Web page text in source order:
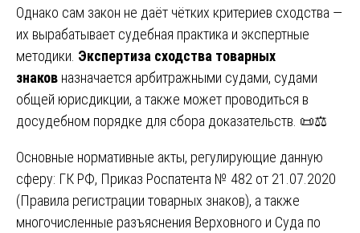
Однако сам закон не даёт чётких критериев сходства —
их вырабатывает судебная практика и экспертные
методики. Экспертиза сходства товарных
знаков назначается арбитражными судами, судами
общей юрисдикции, а также может проводиться в
досудебном порядке для сбора доказательств. 📜⚖️
Основные нормативные акты, регулирующие данную
сферу: ГК РФ, Приказ Роспатента № 482 от 21.07.2020
(Правила регистрации товарных знаков), а также
многочисленные разъяснения Верховного и Суда по